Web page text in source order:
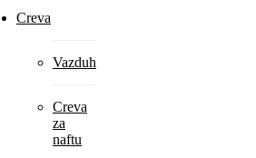
Creva
Vazduh
Creva
za
naftu